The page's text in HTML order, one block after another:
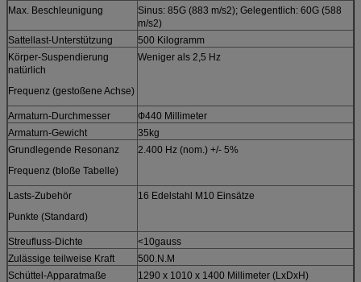
Max. Beschleunigung
Sinus: 85G (883 m/s2); Gelegentlich: 60G (588
m/s2)
Sattellast-Unterstützung
500 Kilogramm
Körper-Suspendierung
natürlich
Frequenz (gestoßene Achse)
Weniger als 2,5 Hz
Armaturn-Durchmesser
Ф440 Millimeter
Armaturn-Gewicht
35kg
Grundlegende Resonanz
Frequenz (bloße Tabelle)
2.400 Hz (nom.) +/- 5%
Lasts-Zubehör
Punkte (Standard)
16 Edelstahl M10 Einsätze
Streufluss-Dichte
<10gauss
Zulässige teilweise Kraft
500.N.M
Schüttel-Apparatmaße
1290 x 1010 x 1400 Millimeter (LxDxH)